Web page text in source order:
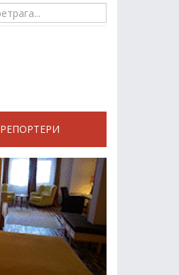
РЕПОРТЕРИ